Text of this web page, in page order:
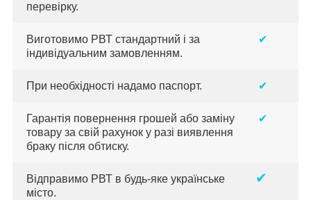
перевірку.
Виготовимо РВТ стандартний і за
індивідуальним замовленням.
✔
При необхідності надамо паспорт. ✔
Гарантія повернення грошей або заміну
товару за свій рахунок у разі виявлення
браку після обтиску.
✔
Відправимо РВТ в будь-яке українське
місто.
✔